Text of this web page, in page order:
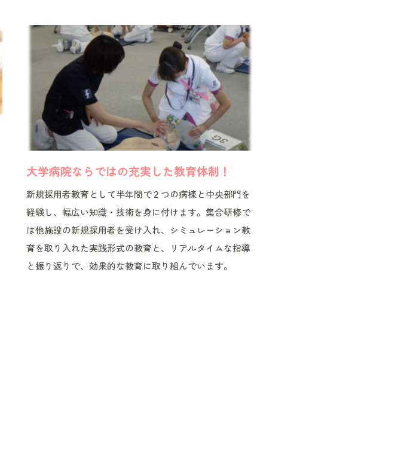
大学病院ならではの充実した教育体制！
新規採用者教育として半年間で２つの病棟と中央部門を
経験し、幅広い知識・技術を身に付けます。集合研修で
は他施設の新規採用者を受け入れ、シミュレーション教
育を取り入れた実践形式の教育と、リアルタイムな指導
と振り返りで、効果的な教育に取り組んでいます。